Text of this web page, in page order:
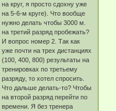
на круг, я просто сдохну уже
на 5-6-м круге). Что вообще
нужно делать чтобы 3000 м.
на третий разряд пробежать?
И вопрос номер 2. Так как
уже почти на трех дистанциях
(100, 400, 800) результаты на
тренировках по третьему
разряду, то хотел спросить.
Что дальше делать-то? Чтобы
на второй разряд перейти по
времени. Я без тренера